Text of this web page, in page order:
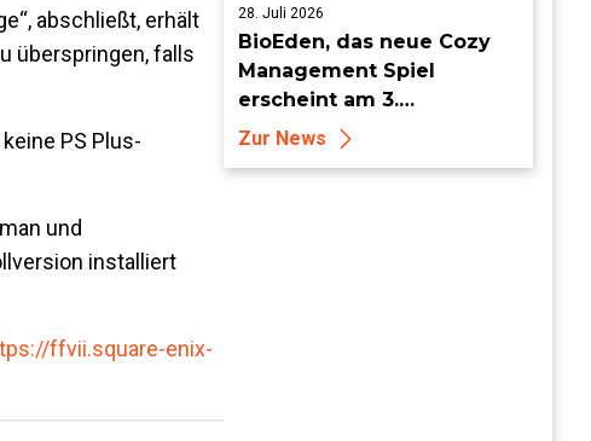
abschließt, erhält
überspringen, falls
PS Plus-
und
installiert
ffvii.square-enix-
28. Juli 2026
BioEden, das neue Cozy
Management Spiel
erscheint am 3.
September für PS5, Xbox
Series, Nintendo Switch 2
Zur News